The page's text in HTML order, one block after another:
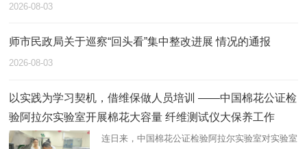
2026-08-03
师市民政局关于巡察“回头看”集中整改进展 情况的通报
2026-08-03
以实践为学习契机，借维保做人员培训 ——中国棉花公证检
验阿拉尔实验室开展棉花大容量 纤维测试仪大保养工作
连日来，中国棉花公证检验阿拉尔实验室对实验室